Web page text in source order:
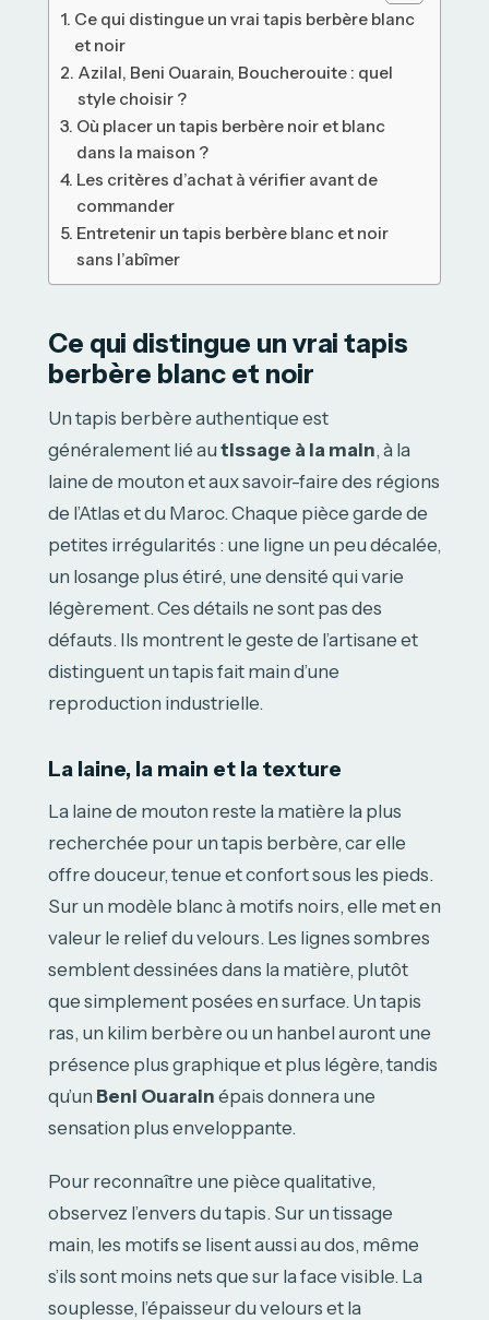
Ce qui distingue un vrai tapis berbère blanc
et noir
Azilal, Beni Ouarain, Boucherouite : quel
style choisir ?
Où placer un tapis berbère noir et blanc
dans la maison ?
Les critères d’achat à vérifier avant de
commander
Entretenir un tapis berbère blanc et noir
sans l’abîmer
Ce qui distingue un vrai tapis
berbère blanc et noir
Un tapis berbère authentique est
généralement lié au tissage à la main, à la
laine de mouton et aux savoir-faire des régions
de l’Atlas et du Maroc. Chaque pièce garde de
petites irrégularités : une ligne un peu décalée,
un losange plus étiré, une densité qui varie
légèrement. Ces détails ne sont pas des
défauts. Ils montrent le geste de l’artisane et
distinguent un tapis fait main d’une
reproduction industrielle.
La laine, la main et la texture
La laine de mouton reste la matière la plus
recherchée pour un tapis berbère, car elle
offre douceur, tenue et confort sous les pieds.
Sur un modèle blanc à motifs noirs, elle met en
valeur le relief du velours. Les lignes sombres
semblent dessinées dans la matière, plutôt
que simplement posées en surface. Un tapis
ras, un kilim berbère ou un hanbel auront une
présence plus graphique et plus légère, tandis
qu’un Beni Ouarain épais donnera une
sensation plus enveloppante.
Pour reconnaître une pièce qualitative,
observez l’envers du tapis. Sur un tissage
main, les motifs se lisent aussi au dos, même
s’ils sont moins nets que sur la face visible. La
souplesse, l’épaisseur du velours et la